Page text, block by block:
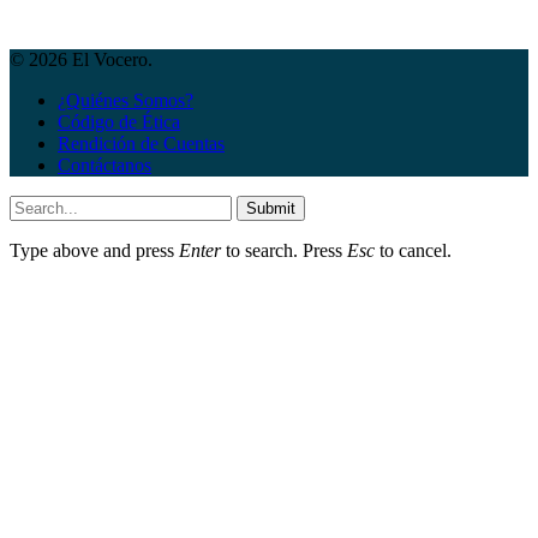
© 2026 El Vocero.
¿Quiénes Somos?
Código de Ética
Rendición de Cuentas
Contáctanos
Submit
Type above and press Enterto search. Press Esc to cancel.